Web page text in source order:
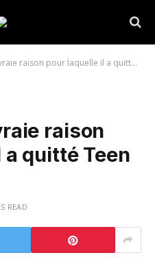
raison pour laquelle il a quitté Teen Top
raison
quitté Teen
READ